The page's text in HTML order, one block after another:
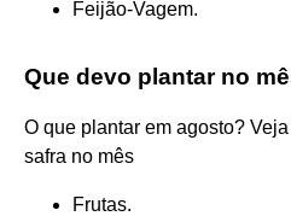
Feijão-Vagem.
Que devo plantar no
O que plantar em agosto?
safra no mês
Frutas.